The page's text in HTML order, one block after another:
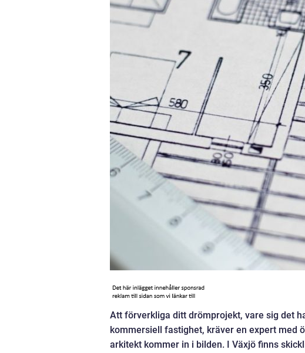
Att förverkliga ditt drömprojekt, vare sig det
kommersiell fastighet, kräver en expert med
arkitekt kommer in i bilden. I Växjö finns